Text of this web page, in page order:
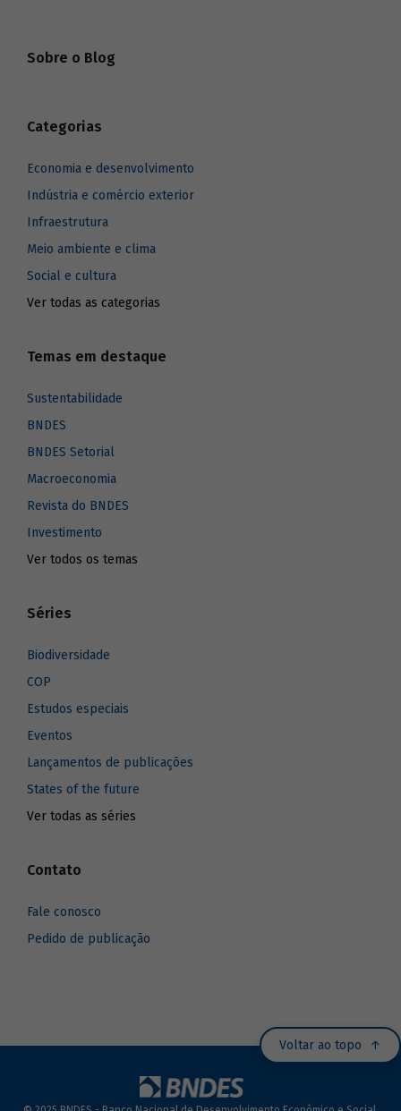
Sobre o Blog
Categorias
Economia e desenvolvimento
Indústria e comércio exterior
Infraestrutura
Meio ambiente e clima
Social e cultura
Ver todas as categorias
Temas em destaque
Sustentabilidade
BNDES
BNDES Setorial
Macroeconomia
Revista do BNDES
Investimento
Ver todos os temas
Séries
Biodiversidade
COP
Estudos especiais
Eventos
Lançamentos de publicações
States of the future
Ver todas as séries
Contato
Fale conosco
Pedido de publicação
Voltar ao topo